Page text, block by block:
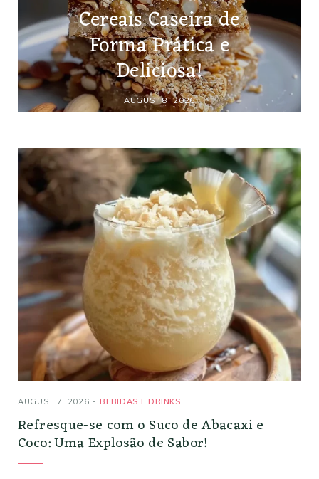
Cereais Caseira de
Forma Prática e
Deliciosa!
AUGUST 8, 2026
AUGUST 7, 2026 BEBIDAS E DRINKS
Refresque-se com o Suco de Abacaxi e
Coco: Uma Explosão de Sabor!